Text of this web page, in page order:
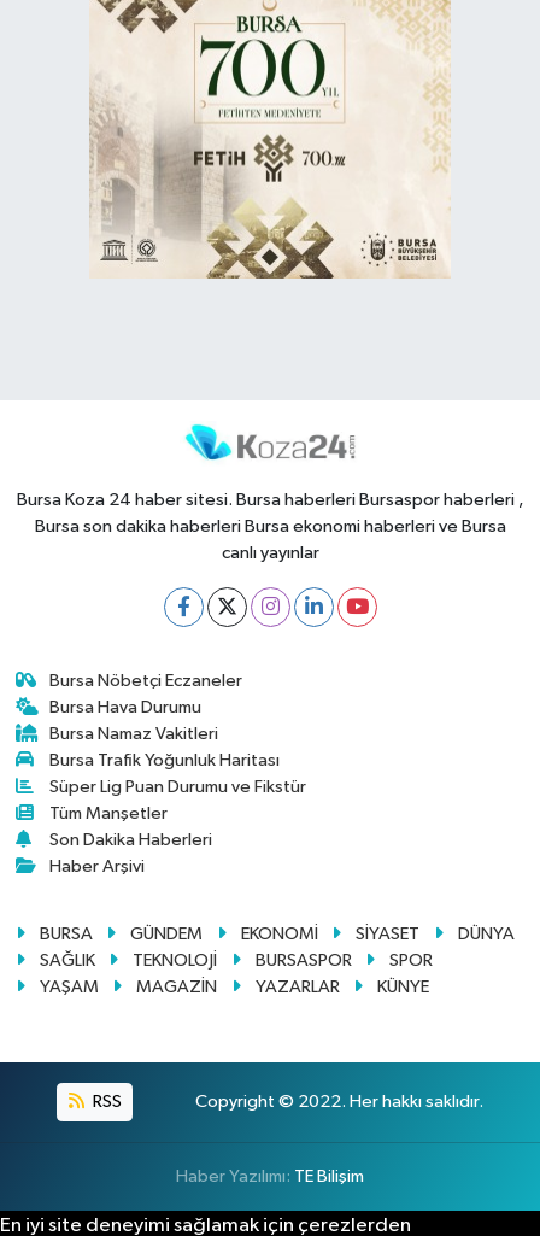
Bursa Koza 24 haber sitesi. Bursa haberleri Bursaspor haberleri ,
Bursa son dakika haberleri Bursa ekonomi haberleri ve Bursa
canlı yayınlar
Bursa Nöbetçi Eczaneler
Bursa Hava Durumu
Bursa Namaz Vakitleri
Bursa Trafik Yoğunluk Haritası
Süper Lig Puan Durumu ve Fikstür
Tüm Manşetler
Son Dakika Haberleri
Haber Arşivi
BURSA GÜNDEM EKONOMİ SİYASET
DÜNYA
SAĞLIK
TEKNOLOJİ BURSASPOR
SPOR
YAŞAM
MAGAZİN YAZARLAR KÜNYE
RSS Copyright © 2022. Her hakkı saklıdır.
Haber Yazılımı: TE Bilişim
En iyi site deneyimi sağlamak için çerezlerden